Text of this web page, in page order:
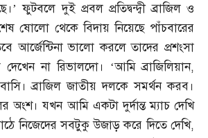
ফুটবলে দুই প্রবল প্রতিদ্বন্দ্বী ব্রাজিল ও
ষোলো থেকে বিদায় নিয়েছে পাঁচবারের
আর্জেন্টিনা ভালো করলে তাদের প্রশংসা
না রিভালদো। ‘আমি ব্রাজিলিয়ান,
ব্রাজিল জাতীয় দলকে সমর্থন করব।
অংশ। যখন আমি একটা দুর্দান্ত ম্যাচ দেখি
নিজেদের সবটুকু উজাড় করে দিতে দেখি,